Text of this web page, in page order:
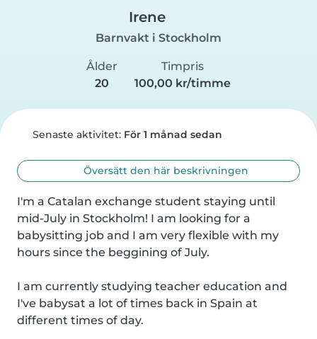
Irene
Barnvakt i Stockholm
Ålder
20
Timpris
100,00 kr/timme
Senaste aktivitet: För 1 månad sedan
Översätt den här beskrivningen
I'm a Catalan exchange student staying until
mid-July in Stockholm! I am looking for a
babysitting job and I am very flexible with my
hours since the beggining of July.
I am currently studying teacher education and
I've babysat a lot of times back in Spain at
different times of day.